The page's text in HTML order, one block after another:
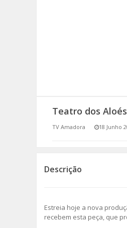
(RE) PENSAMENTOS
Teatro dos
TV Amadora 18 Junho
Descrição
Estreia hoje a nova
recebem esta peça, que